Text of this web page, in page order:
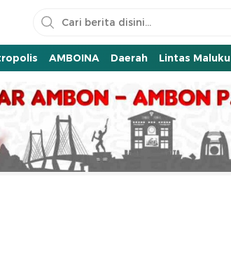
AMBOINA Daerah Lintas Maluku